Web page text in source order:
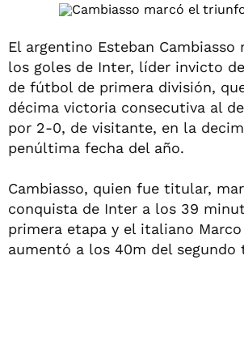
El argentino Esteban Cambiasso
los goles de Inter, líder invicto
de fútbol de primera división,
décima victoria consecutiva al
por 2-0, de visitante, en la
penúltima fecha del año.
Cambiasso, quien fue titular,
conquista de Inter a los 39
primera etapa y el italiano
aumentó a los 40m del segundo